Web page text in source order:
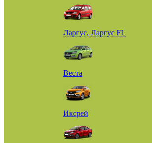
Ларгус, Ларгус FL
Веста
Иксрей